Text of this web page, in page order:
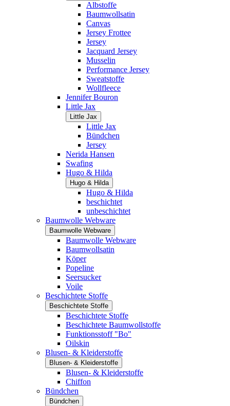
Albstoffe
Baumwollsatin
Canvas
Jersey Frottee
Jersey
Jacquard Jersey
Musselin
Performance Jersey
Sweatstoffe
Wollfleece
Jennifer Bouron
Little Jax
Little Jax
Little Jax
Bündchen
Jersey
Nerida Hansen
Swafing
Hugo & Hilda
Hugo & Hilda
Hugo & Hilda
beschichtet
unbeschichtet
Baumwolle Webware
Baumwolle Webware
Baumwolle Webware
Baumwollsatin
Köper
Popeline
Seersucker
Voile
Beschichtete Stoffe
Beschichtete Stoffe
Beschichtete Stoffe
Beschichtete Baumwollstoffe
Funktionsstoff "Bo"
Oilskin
Blusen- & Kleiderstoffe
Blusen- & Kleiderstoffe
Blusen- & Kleiderstoffe
Chiffon
Bündchen
Bündchen